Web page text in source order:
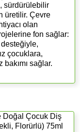
sürdürülebilir
üretilir. Çevre
olan
fon sağlar:
çocuklara,
sağlar.
Doğal Çocuk Diş
Florürlü) 75ml